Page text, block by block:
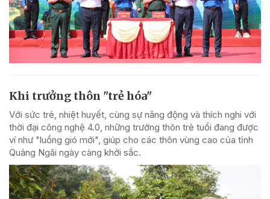
Khi trưởng thôn "trẻ hóa"
Với sức trẻ, nhiệt huyết, cùng sự năng động và thích nghi với
thời đại công nghệ 4.0, những trưởng thôn trẻ tuổi đang được
ví như "luồng gió mới", giúp cho các thôn vùng cao của tỉnh
Quảng Ngãi ngày càng khởi sắc.